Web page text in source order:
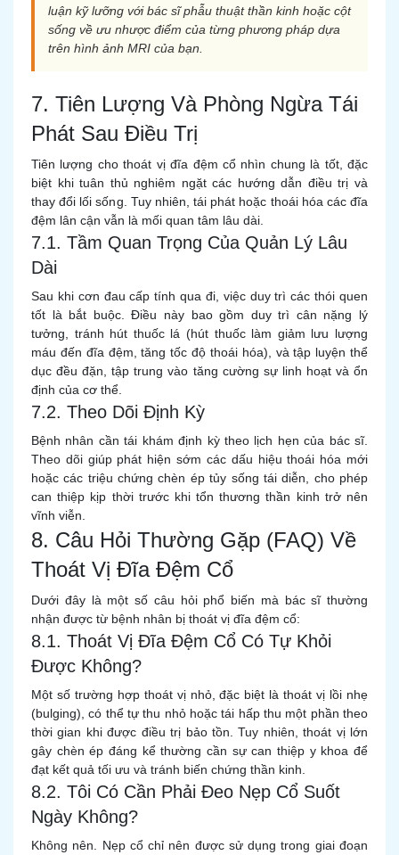
luận kỹ lưỡng với bác sĩ phẫu thuật thần kinh hoặc cột
sống về ưu nhược điểm của từng phương pháp dựa
trên hình ảnh MRI của bạn.
7. Tiên Lượng Và Phòng Ngừa Tái
Phát Sau Điều Trị
Tiên lượng cho thoát vị đĩa đệm cổ nhìn chung là tốt, đặc
biệt khi tuân thủ nghiêm ngặt các hướng dẫn điều trị và
thay đổi lối sống. Tuy nhiên, tái phát hoặc thoái hóa các đĩa
đệm lân cận vẫn là mối quan tâm lâu dài.
7.1. Tầm Quan Trọng Của Quản Lý Lâu
Dài
Sau khi cơn đau cấp tính qua đi, việc duy trì các thói quen
tốt là bắt buộc. Điều này bao gồm duy trì cân nặng lý
tưởng, tránh hút thuốc lá (hút thuốc làm giảm lưu lượng
máu đến đĩa đệm, tăng tốc độ thoái hóa), và tập luyện thể
dục đều đặn, tập trung vào tăng cường sự linh hoạt và ổn
định của cơ thể.
7.2. Theo Dõi Định Kỳ
Bệnh nhân cần tái khám định kỳ theo lịch hẹn của bác sĩ.
Theo dõi giúp phát hiện sớm các dấu hiệu thoái hóa mới
hoặc các triệu chứng chèn ép tủy sống tái diễn, cho phép
can thiệp kịp thời trước khi tổn thương thần kinh trở nên
vĩnh viễn.
8. Câu Hỏi Thường Gặp (FAQ) Về
Thoát Vị Đĩa Đệm Cổ
Dưới đây là một số câu hỏi phổ biến mà bác sĩ thường
nhận được từ bệnh nhân bị thoát vị đĩa đệm cổ:
8.1. Thoát Vị Đĩa Đệm Cổ Có Tự Khỏi
Được Không?
Một số trường hợp thoát vị nhỏ, đặc biệt là thoát vị lồi nhẹ
(bulging), có thể tự thu nhỏ hoặc tái hấp thu một phần theo
thời gian khi được điều trị bảo tồn. Tuy nhiên, thoát vị lớn
gây chèn ép đáng kể thường cần sự can thiệp y khoa để
đạt kết quả tối ưu và tránh biến chứng thần kinh.
8.2. Tôi Có Cần Phải Đeo Nẹp Cổ Suốt
Ngày Không?
Không nên. Nẹp cổ chỉ nên được sử dụng trong giai đoạn